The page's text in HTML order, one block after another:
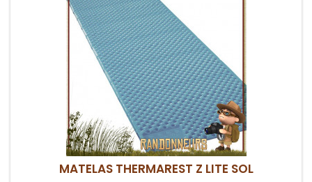
MATELAS THERMAREST Z LITE SOL